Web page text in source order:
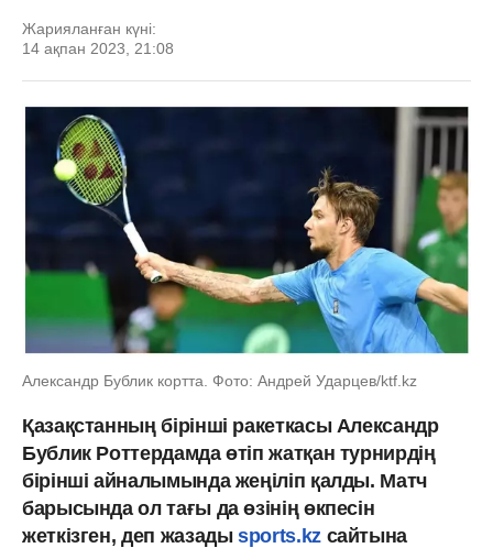
Жарияланған күні:
14 ақпан 2023, 21:08
Александр Бублик кортта. Фото: Андрей Ударцев/ktf.kz
Қазақстанның бірінші ракеткасы Александр
Бублик Роттердамда өтіп жатқан турнирдің
бірінші айналымында жеңіліп қалды. Матч
барысында ол тағы да өзінің өкпесін
жеткізген, деп жазадыsports.kz сайтына